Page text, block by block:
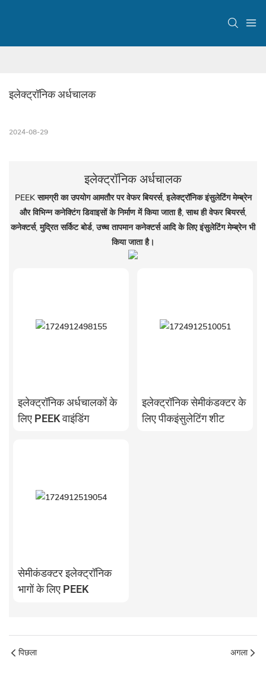
इलेक्ट्रॉनिक अर्धचालक
2024-08-29
इलेक्ट्रॉनिक अर्धचालक
PEEK सामग्री का उपयोग आमतौर पर वेफर बियरर्स, इलेक्ट्रॉनिक इंसुलेटिंग मेम्ब्रेन
और विभिन्न कनेक्टिंग डिवाइसों के निर्माण में किया जाता है, साथ ही वेफर बियरर्स,
कनेक्टर्स, मुद्रित सर्किट बोर्ड, उच्च तापमान कनेक्टर्स आदि के लिए इंसुलेटिंग मेम्ब्रेन भी
किया जाता है।
इलेक्ट्रॉनिक अर्धचालकों के
लिए PEEK वाइंडिंग
इलेक्ट्रॉनिक सेमीकंडक्टर के
लिए पीकइंसुलेटिंग शीट
सेमीकंडक्टर इलेक्ट्रॉनिक
भागों के लिए PEEK
पिछला अगला